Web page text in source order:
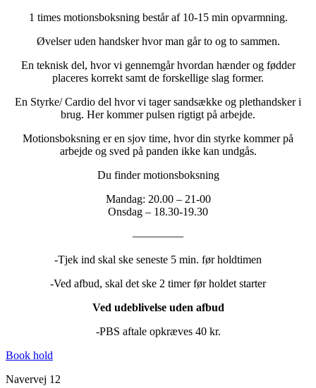
1 times motionsboksning består af 10-15 min opvarmning.
Øvelser uden handsker hvor man går to og to sammen.
En teknisk del, hvor vi gennemgår hvordan hænder og fødder
placeres korrekt samt de forskellige slag former.
En Styrke/ Cardio del hvor vi tager sandsække og plethandsker i
brug. Her kommer pulsen rigtigt på arbejde.
Motionsboksning er en sjov time, hvor din styrke kommer på
arbejde og sved på panden ikke kan undgås.
Du finder motionsboksning
Mandag: 20.00 – 21-00
Onsdag – 18.30-19.30
————–
-Tjek ind skal ske seneste 5 min. før holdtimen
-Ved afbud, skal det ske 2 timer før holdet starter
Ved udeblivelse uden afbud
-PBS aftale opkræves 40 kr.
Book hold
Navervej 12